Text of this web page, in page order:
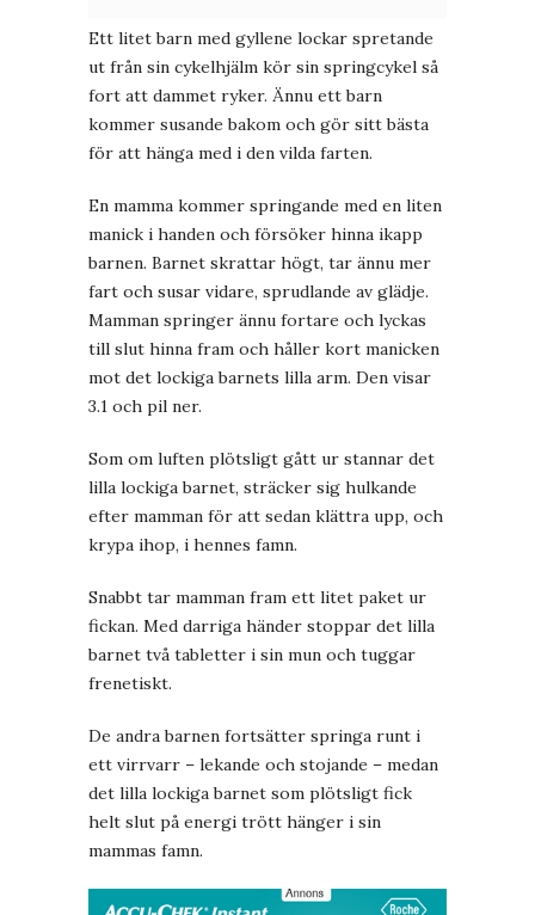
Ett litet barn med gyllene lockar spretande
ut från sin cykelhjälm kör sin springcykel så
fort att dammet ryker. Ännu ett barn
kommer susande bakom och gör sitt bästa
för att hänga med i den vilda farten.
En mamma kommer springande med en liten
manick i handen och försöker hinna ikapp
barnen. Barnet skrattar högt, tar ännu mer
fart och susar vidare, sprudlande av glädje.
Mamman springer ännu fortare och lyckas
till slut hinna fram och håller kort manicken
mot det lockiga barnets lilla arm. Den visar
3.1 och pil ner.
Som om luften plötsligt gått ur stannar det
lilla lockiga barnet, sträcker sig hulkande
efter mamman för att sedan klättra upp, och
krypa ihop, i hennes famn.
Snabbt tar mamman fram ett litet paket ur
fickan. Med darriga händer stoppar det lilla
barnet två tabletter i sin mun och tuggar
frenetiskt.
De andra barnen fortsätter springa runt i
ett virrvarr – lekande och stojande – medan
det lilla lockiga barnet som plötsligt fick
helt slut på energi trött hänger i sin
mammas famn.